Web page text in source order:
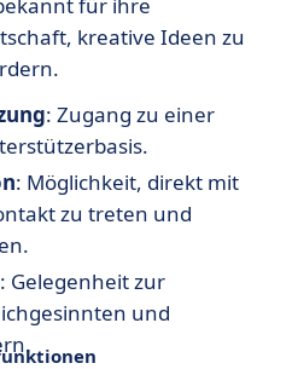
kreative Ideen zu
: Zugang zu einer
: Möglichkeit, direkt mit
zu treten und
: Gelegenheit zur
und